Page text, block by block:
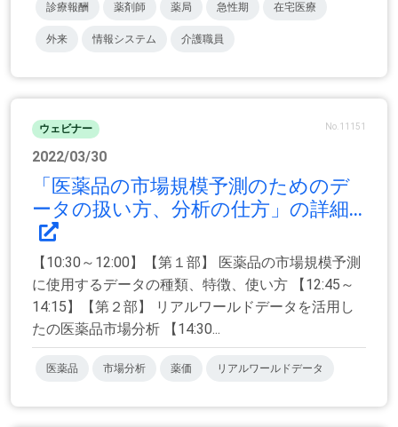
診療報酬 薬剤師 薬局 急性期 在宅医療
外来 情報システム 介護職員
ウェビナー No.11151
2022/03/30
「医薬品の市場規模予測のためのデ
ータの扱い方、分析の仕方」の詳細...
【10:30～12:00】【第１部】 医薬品の市場規模予測
に使用するデータの種類、特徴、使い方 【12:45～
14:15】【第２部】 リアルワールドデータを活用し
たの医薬品市場分析 【14:30...
医薬品 市場分析 薬価 リアルワールドデータ